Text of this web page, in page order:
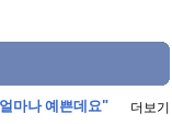
마나 예쁜데요" 더보기